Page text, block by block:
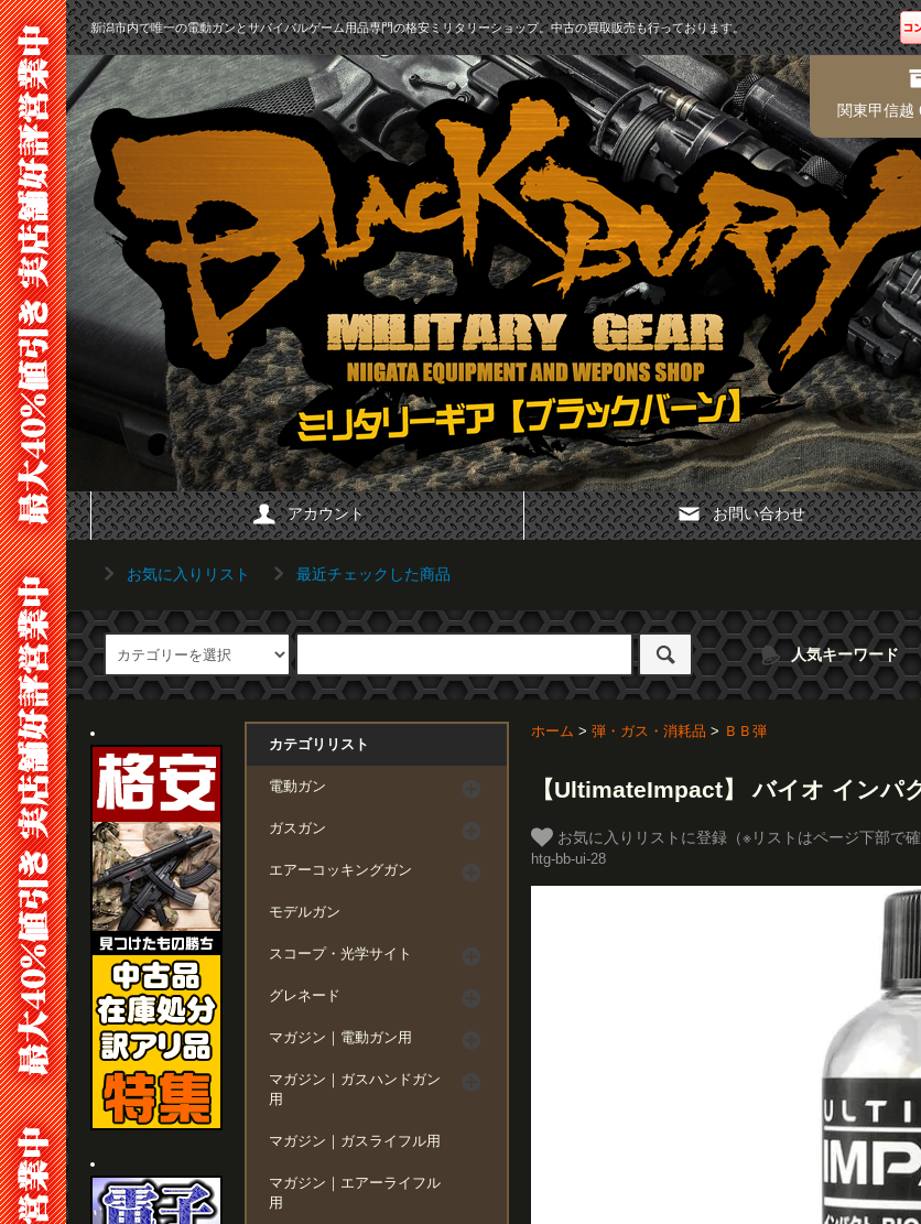
新潟市内で唯一の電動ガンとサバイバルゲーム用品専門の格安ミリタリーショップ。中古の買取販売も行っております。
関東甲信越
アカウント お問い合わせ
お気に入りリスト 最近チェックした商品
人気キーワード
ホーム > 弾・ガス・消耗品 > ＢＢ弾
【UltimateImpact】 バイオ インパ
お気に入りリストに登録（※リストはページ下部で
htg-bb-ui-28
カテゴリリスト
電動ガン
ガスガン
エアーコッキングガン
モデルガン
スコープ・光学サイト
グレネード
マガジン｜電動ガン用
マガジン｜ガスハンドガン
用
マガジン｜ガスライフル用
マガジン｜エアーライフル
用